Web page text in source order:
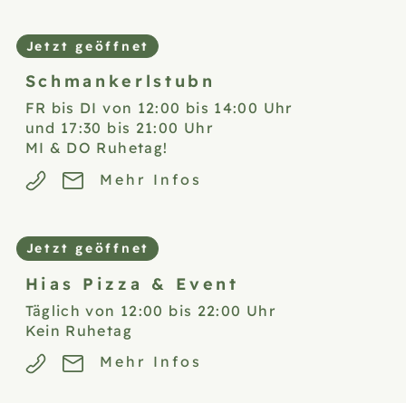
Schmankerlstubn
Jetzt geöffnet
FR bis DI von 12:00 bis 14:00 Uhr
und 17:30 bis 21:00 Uhr
MI & DO Ruhetag!
Mehr Infos
Hias Pizza & Event
Jetzt geöffnet
Täglich von 12:00 bis 22:00 Uhr
Kein Ruhetag
Mehr Infos